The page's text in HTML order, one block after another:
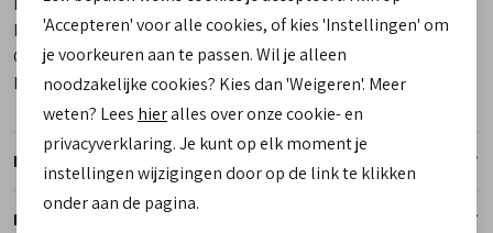
Breedtemaat
2.5
Categorie
Sneakers
Kleur
Wit
Retourneren
Reserveer en pas in de winkel
'Accepteren' voor alle cookies, of kies 'Instellingen' om
je voorkeuren aan te passen. Wil je alleen
noodzakelijke cookies? Kies dan 'Weigeren'. Meer
weten? Lees hieralles over onze cookie- en
privacyverklaring. Je kunt op elk moment je
instellingen wijzigingen door op de link te klikken
onder aan de pagina.